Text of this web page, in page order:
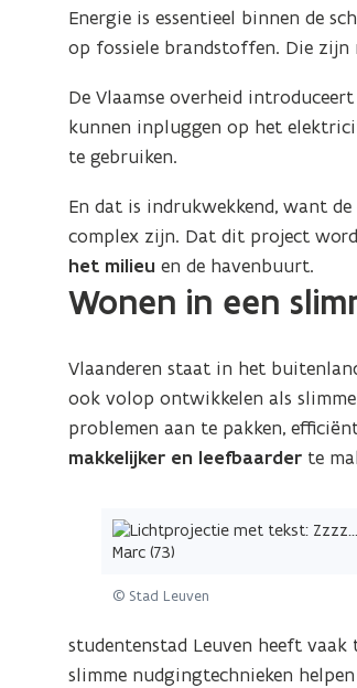
n
t
n
n
i
w
e
s
t
e
r
Energie is essentieel binnen de
op fossiele brandstoffen. Die
De Vlaamse overheid
kunnen inpluggen op het
te gebruiken.
En dat is indrukwekkend, want
complex zijn. Dat dit project
het milieu en de havenbuurt.
Wonen in een
Vlaanderen staat in het
ook volop ontwikkelen als
problemen aan te pakken,
makkelijker en leefbaarder te
© Stad Leuven
(Klik
op
voor
een
studentenstad Leuven heeft
slimme nudgingtechnieken